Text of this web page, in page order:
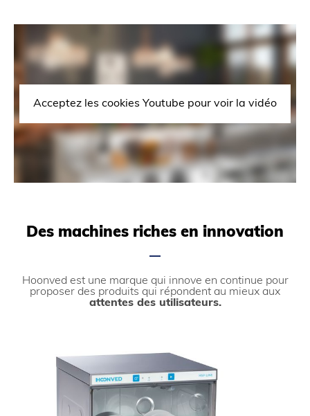
Acceptez les cookies Youtube pour voir la vidéo
Des machines riches en innovation
Hoonved est une marque qui innove en continue pour
proposer des produits qui répondent au mieux aux
attentes des utilisateurs.